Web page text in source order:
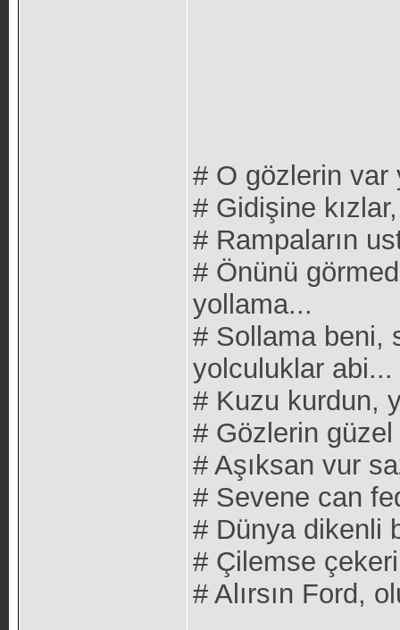
# O gözlerin var
# Gidişine
# Rampaların
# Önünü
yollama...
# Sollama beni,
yolculuklar abi...
# Kuzu kurdun,
# Gözlerin güzel
# Aşıksan vur
# Sevene can
# Dünya dikenli
# Çilemse
# Alırsın Ford,